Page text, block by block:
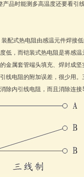
时能测多高温度还要看引
配式热电阻由感温元件焊接
低，而铠装式热电阻是将感
金属套管端头填充、焊封成
线电阻的附加误差，很少用
内引线电阻，而且消除连接